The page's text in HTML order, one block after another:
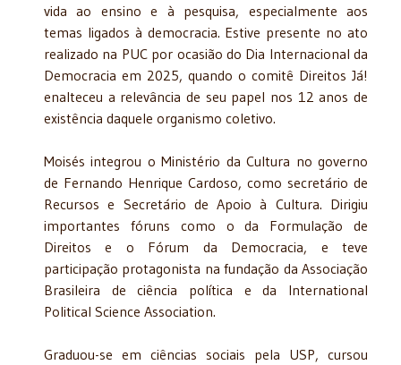
vida ao ensino e à pesquisa, especialmente aos
temas ligados à democracia. Estive presente no ato
realizado na PUC por ocasião do Dia Internacional da
Democracia em 2025, quando o comitê Direitos Já!
enalteceu a relevância de seu papel nos 12 anos de
existência daquele organismo coletivo.
Moisés integrou o Ministério da Cultura no governo
de Fernando Henrique Cardoso, como secretário de
Recursos e Secretário de Apoio à Cultura. Dirigiu
importantes fóruns como o da Formulação de
Direitos e o Fórum da Democracia, e teve
participação protagonista na fundação da Associação
Brasileira de ciência política e da International
Political Science Association.
Graduou-se em ciências sociais pela USP, cursou